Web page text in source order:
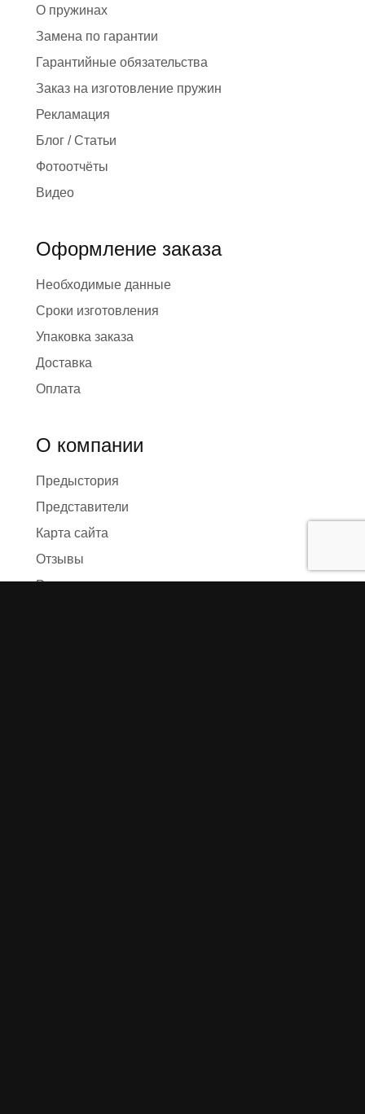
О пружинах
Замена по гарантии
Гарантийные обязательства
Заказ на изготовление пружин
Рекламация
Блог / Статьи
Фотоотчёты
Видео
Оформление заказа
Необходимые данные
Сроки изготовления
Упаковка заказа
Доставка
Оплата
О компании
Предыстория
Представители
Карта сайта
Отзывы
Реквизиты